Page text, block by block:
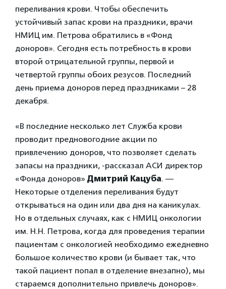
переливания крови. Чтобы обеспечить
устойчивый запас крови на праздники, врачи
НМИЦ им. Петрова обратились в «Фонд
доноров». Сегодня есть потребность в крови
второй отрицательной группы, первой и
четвертой группы обоих резусов. Последний
день приема доноров перед праздниками – 28
декабря.
«В последние несколько лет Служба крови
проводит предновогодние акции по
привлечению доноров, что позволяет сделать
запасы на праздники, -рассказал АСИ директор
«Фонда доноров» Дмитрий Кацуба. —
Некоторые отделения переливания будут
открываться на один или два дня на каникулах.
Но в отдельных случаях, как с НМИЦ онкологии
им. Н.Н. Петрова, когда для проведения терапии
пациентам с онкологией необходимо ежедневно
большое количество крови (и бывает так, что
такой пациент попал в отделение внезапно), мы
стараемся дополнительно привлечь доноров».